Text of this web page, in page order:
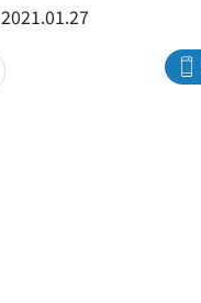
2021.01.27